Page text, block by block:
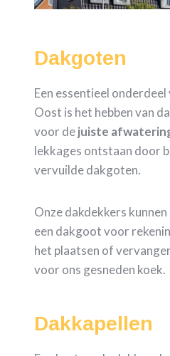
Dakgoten
Een essentieel
Oost is het hebben van
voor dejuiste
lekkages ontstaan door
vervuilde dakgoten.
Onze dakdekkers
een dakgoot voor
het plaatsen of
voor ons gesneden koek.
Dakkapellen